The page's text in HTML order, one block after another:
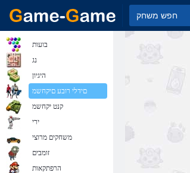
בועות
נג
היגיון
םידלי רובע םיקחשמ
קנט יקחשמ
ירי
משחקים מרוצי
זומבים
הרפתקאות